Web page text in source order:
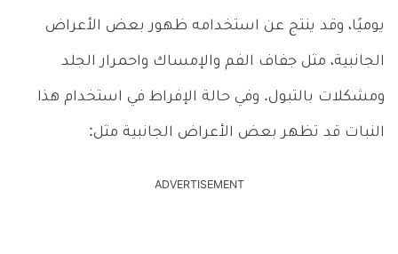
يوميًا، وقد ينتج عن استخدامه ظهور بعض الأعراض
الجانبية، مثل جفاف الفم والإمساك واحمرار الجلد
ومشكلات بالتبول. وفي حالة الإفراط في استخدام هذا
النبات قد تظهر بعض الأعراض الجانبية مثل:
ADVERTISEMENT